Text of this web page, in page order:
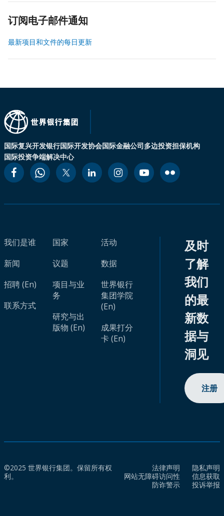
订阅电子邮件通知
最新项目和文件的每日更新
国际复兴开发银行国际开发协会国际金融公司多边投资担保机构
国际投资争端解决中心
我们是谁
新闻
招聘 (En)
联系方式
国家
议题
项目与业
务
研究与出
版物 (En)
活动
数据
世界银行
集团学院
(En)
成果打分
卡 (En)
及时
了解
我们
的最
新数
据与
洞见
注册
©2025 世界银行集团。保留所有权
利。
法律声明
隐私声明
网站无障碍访问性
信息获取
防诈警示
投诉举报